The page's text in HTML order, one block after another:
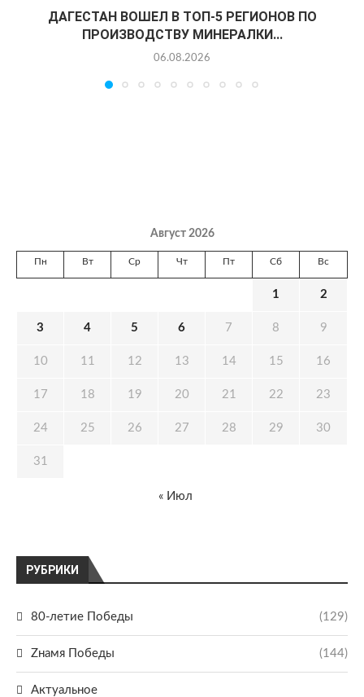
ДАГЕСТАН ВОШЕЛ В ТОП-5 РЕГИОНОВ ПО
ПРОИЗВОДСТВУ МИНЕРАЛКИ...
06.08.2026
РУБРИКИ
80-летие Победы (129)
Zнамя Победы (144)
Актуальное
Август 2026
Пн Вт Ср Чт Пт Сб Вс
1 2
3 4 5 6 7 8 9
10 11 12 13 14 15 16
17 18 19 20 21 22 23
24 25 26 27 28 29 30
31
« Июл